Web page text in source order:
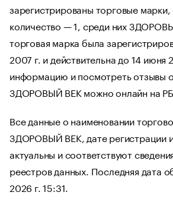
зарегистрированы торговые
количество — 1, среди них
торговая марка была
2007 г. и действительна до 14 июня
информацию и посмотреть отзывы
ЗДОРОВЫЙ ВЕК можно онлайн на
Все данные о наименовании
ЗДОРОВЫЙ ВЕК, дате регистрации
актуальны и соответствуют
реестров данных. Последняя дата
2026 г. 15:31.